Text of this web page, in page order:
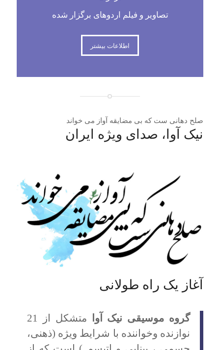
تصاویر و فیلم اردوهای برگزار شده
اطلاعات بیشتر
صلح دهانی ست که بی مضایقه آواز می خواند
نیک آوا، صدای ویژه ایران
آغاز یک راه طولانی
گروه موسیقی نیک آوا
متشکل از 21
نوازنده وخواننده با شرایط ویژه (ذهنی،